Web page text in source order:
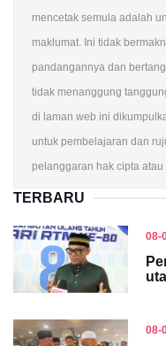
mencetak semula adalah
maklumat. Ini tidak
pandangannya dan
tidak menanggung
di laman web ini
untuk pembelajaran dan
pelanggaran hak cipta
TERBARU
08-
08-